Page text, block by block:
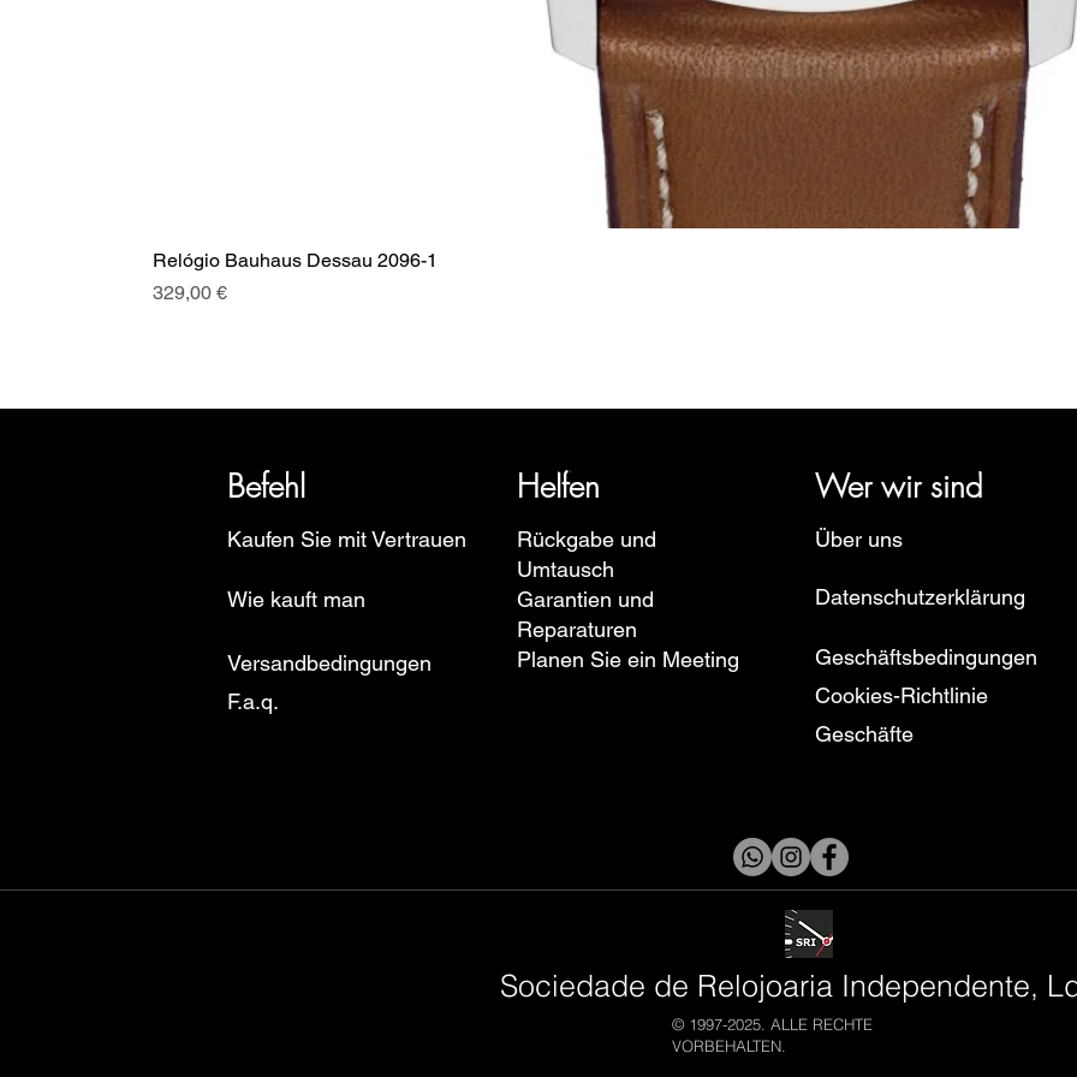
Relógio Bauhaus Dessau 2096-1
Preis
329,00 €
Befehl Helfen Wer wir sind
Europe, Ruhla, Martin Braun, Swiss Military, Sturmanskie und
Kaufen Sie mit Vertrauen
Wie kauft man
Versandbedingungen
Rückgabe und
Umtausch
Garantien und
Reparaturen
Planen Sie ein Meeting
F.a.q.
Über uns
Datenschutzerklärung
Geschäftsbedingungen
Cookies-Richtlinie
Geschäfte
Sociedade de Relojoaria Independente,
© 1997-2025. ALLE RECHTE
VORBEHALTEN.